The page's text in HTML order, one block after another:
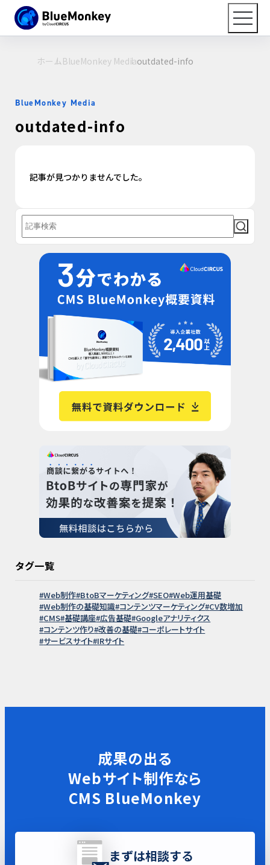
ホームBlueMonkey Mediaoutdated-info
BlueMonkey Media
outdated-info
記事が見つかりませんでした。
タグ一覧
Web制作 BtoBマーケティング SEO Web運用基礎
Web制作の基礎知識 コンテンツマーケティング CV数増加
CMS 基礎講座 広告基礎 Googleアナリティクス
コンテンツ作り 改善の基礎 コーポレートサイト
サービスサイト IRサイト
成果の出る
Webサイト制作なら
CMS BlueMonkey
まずは相談する